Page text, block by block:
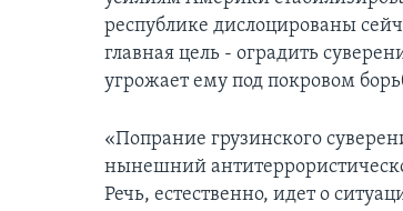
республике дислоцированы
главная цель - оградить
угрожает ему под покровом
«Попрание грузинского
нынешний
Речь, естественно, идет о